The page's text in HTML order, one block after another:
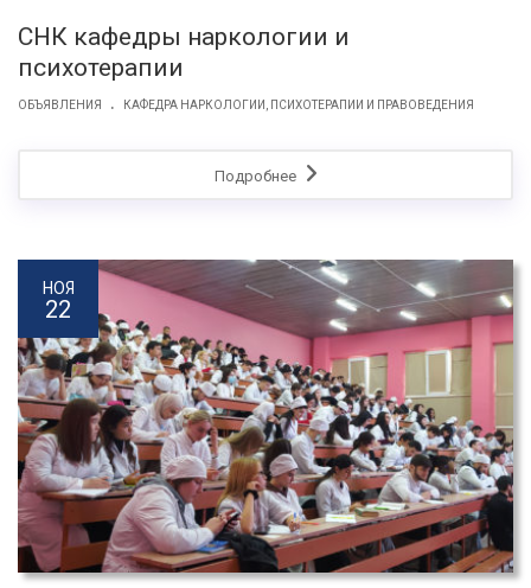
СНК кафедры наркологии и
психотерапии
ОБЪЯВЛЕНИЯ . КАФЕДРА НАРКОЛОГИИ, ПСИХОТЕРАПИИ И ПРАВОВЕДЕНИЯ
Подробнее
НОЯ
22